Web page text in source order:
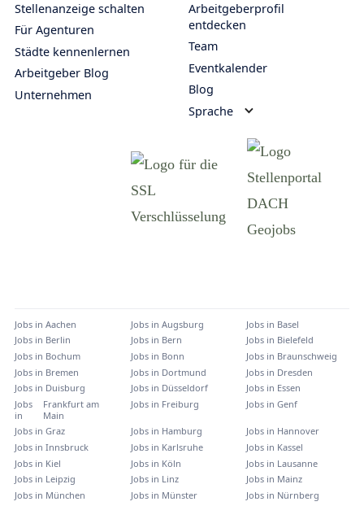
Stellenanzeige schalten
Für Agenturen
Städte kennenlernen
Arbeitgeber Blog
Unternehmen
Arbeitgeberprofil
entdecken
Team
Eventkalender
Blog
Sprache
Jobs in Aachen Jobs in Augsburg Jobs in Basel
Jobs in Berlin Jobs in Bern Jobs in Bielefeld
Jobs in Bochum Jobs in Bonn Jobs in Braunschweig
Jobs in Bremen Jobs in Dortmund Jobs in Dresden
Jobs in Duisburg Jobs in Düsseldorf Jobs in Essen
Jobs
in
Frankfurt am
Main
Jobs in Freiburg Jobs inGenf
Jobs in Graz Jobs in Hamburg Jobs in Hannover
Jobs in Innsbruck Jobs in Karlsruhe Jobs in Kassel
Jobs in Kiel Jobs in Köln Jobs in Lausanne
Jobs in Leipzig Jobs in Linz Jobs in Mainz
Jobs in München Jobs in Münster Jobs in Nürnberg